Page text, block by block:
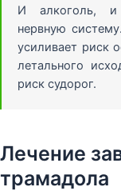
И алкоголь, и
нервную
усиливает риск
летального
риск судорог.
Лечение
трамадола